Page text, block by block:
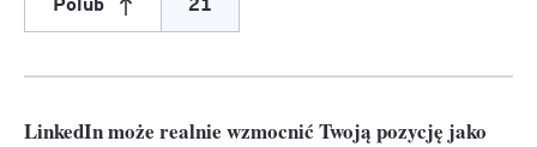
LinkedIn może realnie wzmocnić Twoją pozycję jako